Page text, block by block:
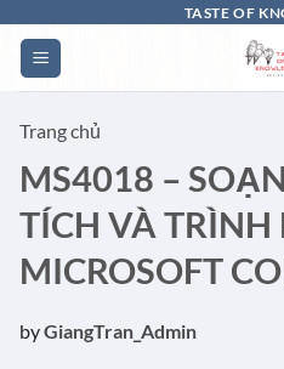
qua
nội
TASTE OF
Trang chủ
MS4018 –
TÍCH VÀ TRÌNH
MICROSOFT
byGiangTran_Admin